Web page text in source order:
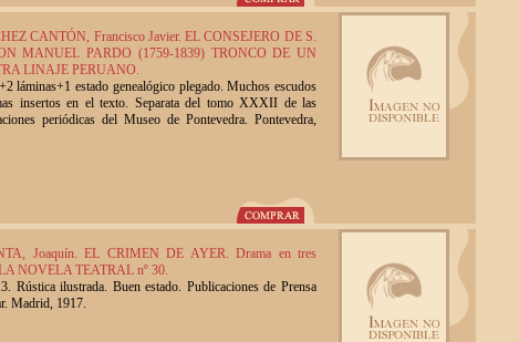
CANTÓN, Francisco Javier. EL CONSEJERO DE S.
MANUEL PARDO (1759-1839) TRONCO DE UN
LINAJE PERUANO.
láminas+1 estado genealógico plegado. Muchos escudos
insertos en el texto. Separata del tomo XXXII de las
periódicas del Museo de Pontevedra. Pontevedra,
Joaquín. EL CRIMEN DE AYER. Drama en tres
NOVELA TEATRAL nº 30.
Rústica ilustrada. Buen estado. Publicaciones de Prensa
Madrid, 1917.